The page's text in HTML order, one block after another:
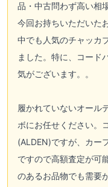
品・中古問わず高い相
今回お持ちいただいた
中でも人気のチャッカ
ました。特に、コード
気がございます。。
履かれていないオール
ボにお任せください。
(ALDEN)ですが、カー
ですので高額査定が可
のあるお品物でも需要